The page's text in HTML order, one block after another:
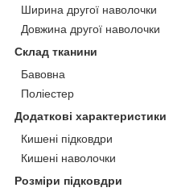
Ширина другої наволочки
Довжина другої наволочки
Склад тканини
Бавовна
Поліестер
Додаткові характеристики
Кишені підковдри
Кишені наволочки
Розміри підковдри